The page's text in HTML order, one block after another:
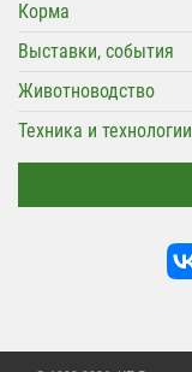
Корма
Выставки, события
Животноводство
Техника и технологии